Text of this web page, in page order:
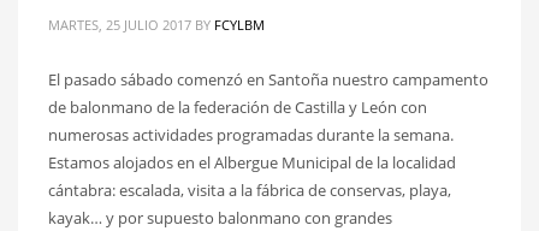
MARTES, 25 JULIO 2017 BY FCYLBM
El pasado sábado comenzó en Santoña nuestro campamento
de balonmano de la federación de Castilla y León con
numerosas actividades programadas durante la semana.
Estamos alojados en el Albergue Municipal de la localidad
cántabra: escalada, visita a la fábrica de conservas, playa,
kayak… y por supuesto balonmano con grandes